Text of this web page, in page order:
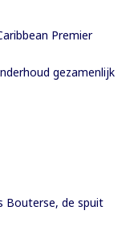
Premier
gezamenlijk
Bouterse, de spuit